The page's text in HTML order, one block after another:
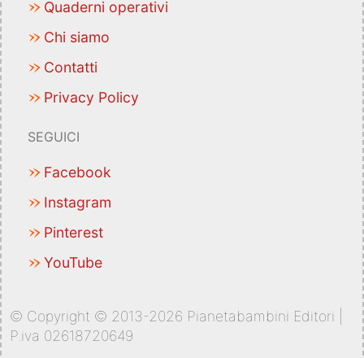
Quaderni operativi
Chi siamo
Contatti
Privacy Policy
SEGUICI
Facebook
Instagram
Pinterest
YouTube
© Copyright © 2013-2026 Pianetabambini Editori |
P.iva 02618720649